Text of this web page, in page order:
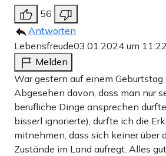
56
Antworten
Lebensfreude03.01.2024 um
Melden
War gestern auf einem Geburtstag
Abgesehen davon, dass man nur
berufliche Dinge ansprechen
bisserl ignorierte), durfte ich die
mitnehmen, dass sich keiner über
Zustände im Land aufregt. Alles